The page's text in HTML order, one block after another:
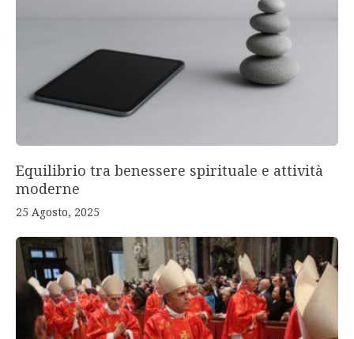
Equilibrio tra benessere spirituale e attività
moderne
25 Agosto, 2025